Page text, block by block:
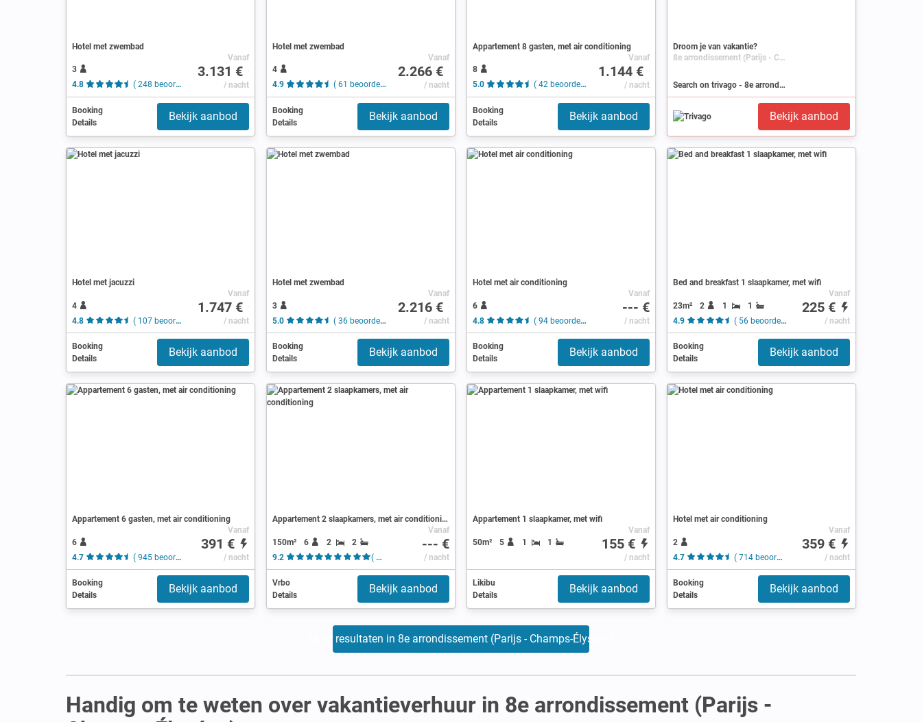
Hotel met zwembad
3
4.8
( 248 beoordelingen )
Vanaf
3.131 €
/ nacht
Booking
Details
Bekijk aanbod
Hotel met zwembad
4
4.9
( 61 beoordelingen )
Vanaf
2.266 €
/ nacht
Booking
Details
Bekijk aanbod
Appartement 8 gasten, met air conditioning
8
5.0
( 42 beoordelingen )
Vanaf
1.144 €
/ nacht
Booking
Details
Bekijk aanbod
Droom je van vakantie?
8e arrondissement (Parijs - Champs-Élysées), Frankrijk, Île-de-France, Parijs
Search on trivago - 8e arrondissement (Parijs - Champs-Élysées)
Bekijk aanbod
Hotel met jacuzzi
4
4.8
( 107 beoordelingen )
Vanaf
1.747 €
/ nacht
Booking
Details
Bekijk aanbod
Hotel met zwembad
3
5.0
( 36 beoordelingen )
Vanaf
2.216 €
/ nacht
Booking
Details
Bekijk aanbod
Hotel met air conditioning
6
4.8
( 94 beoordelingen )
Vanaf
--- €
/ nacht
Booking
Details
Bekijk aanbod
Bed and breakfast 1 slaapkamer, met wifi
23m² 2 1
1
4.9
( 56 beoordelingen )
Vanaf
225 €
/ nacht
Booking
Details
Bekijk aanbod
Appartement 6 gasten, met air conditioning
6
4.7
( 945 beoordelingen )
Vanaf
391 €
/ nacht
Booking
Details
Bekijk aanbod
Appartement 2 slaapkamers, met air conditioning
150m² 6 2
2
9.2
( 5 beoordelingen )
Vanaf
--- €
/ nacht
Vrbo
Details
Bekijk aanbod
Appartement 1 slaapkamer, met wifi
50m² 5 1 1
Vanaf
155 €
/ nacht
Likibu
Details
Bekijk aanbod
Hotel met air conditioning
2
4.7
( 714 beoordelingen )
Vanaf
359 €
/ nacht
Booking
Details
Bekijk aanbod
Meer resultaten in 8e arrondissement (Parijs - Champs-Élysées)
Handig om te weten over vakantieverhuur in 8e arrondissement (Parijs -